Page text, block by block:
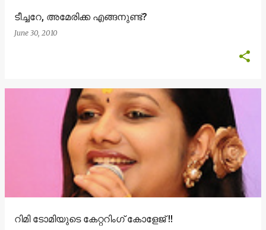
ടീച്ചറേ, അമേരിക്ക എങ്ങനുണ്ട്?
June 30, 2010
റിമി ടോമിയുടെ കേറ്ററിംഗ് കോളേജ് !!